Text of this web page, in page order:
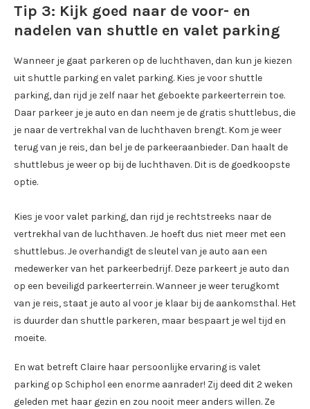
Tip 3: Kijk goed naar de voor- en
nadelen van shuttle en valet parking
Wanneer je gaat parkeren op de luchthaven, dan kun je kiezen
uit shuttle parking en valet parking. Kies je voor shuttle
parking, dan rijd je zelf naar het geboekte parkeerterrein toe.
Daar parkeer je je auto en dan neem je de gratis shuttlebus, die
je naar de vertrekhal van de luchthaven brengt. Kom je weer
terug van je reis, dan bel je de parkeeraanbieder. Dan haalt de
shuttlebus je weer op bij de luchthaven. Dit is de goedkoopste
optie.
Kies je voor valet parking, dan rijd je rechtstreeks naar de
vertrekhal van de luchthaven. Je hoeft dus niet meer met een
shuttlebus. Je overhandigt de sleutel van je auto aan een
medewerker van het parkeerbedrijf. Deze parkeert je auto dan
op een beveiligd parkeerterrein. Wanneer je weer terugkomt
van je reis, staat je auto al voor je klaar bij de aankomsthal. Het
is duurder dan shuttle parkeren, maar bespaart je wel tijd en
moeite.
En wat betreft Claire haar persoonlijke ervaring is valet
parking op Schiphol een enorme aanrader! Zij deed dit 2 weken
geleden met haar gezin en zou nooit meer anders willen. Ze